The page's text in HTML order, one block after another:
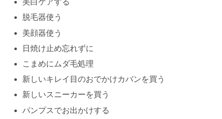
美白ケアする
脱毛器使う
美顔器使う
日焼け止め忘れずに
こまめにムダ毛処理
新しいキレイ目のおでかけカバンを買う
新しいスニーカーを買う
パンプスでお出かけする